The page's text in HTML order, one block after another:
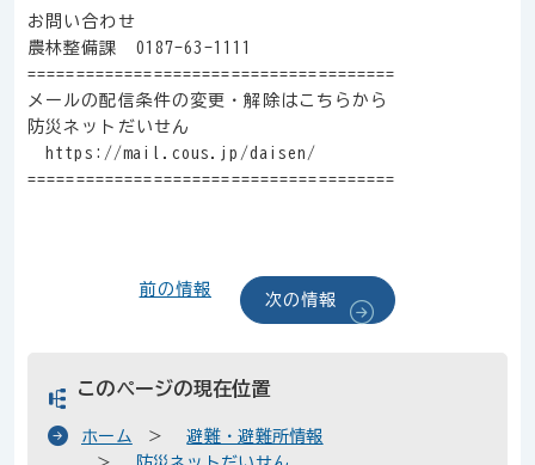
お問い合わせ
農林整備課 0187-63-1111
======================================
メールの配信条件の変更・解除はこちらから
防災ネットだいせん
https://mail.cous.jp/daisen/
======================================
前の情報
次の情報
このページの現在位置
ホーム
避難・避難所情報